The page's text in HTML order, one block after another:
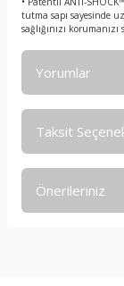
tutma sapı sayesinde
sağlığınızı korumanızı
Yorumlar
Taksit
Önerileriniz